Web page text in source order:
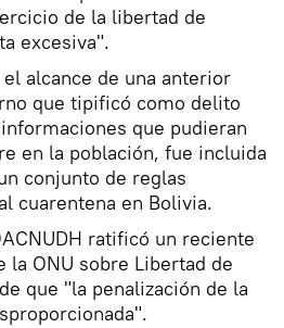
de la libertad de
excesiva".
alcance de una anterior
que tipificó como delito
que pudieran
en la población, fue incluida
conjunto de reglas
cuarentena en Bolivia.
ratificó un reciente
la ONU sobre Libertad de
que "la penalización de la